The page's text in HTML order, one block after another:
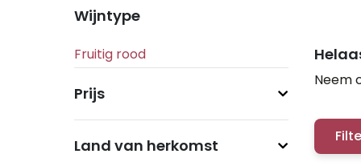
Wijntype
Prijs
Land van herkomst
Neem